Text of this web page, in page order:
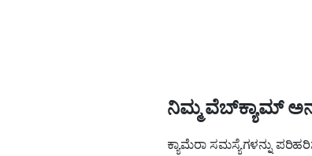
ನಿಮ್ಮ ವೆಬ್‌ಕ್ಯಾಮ್
ಕ್ಯಾಮೆರಾ ಸಮಸ್ಯೆಗಳನ್ನು